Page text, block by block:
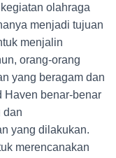
olahraga
menjadi tujuan
menjalin
orang-orang
yang beragam dan
Haven benar-benar
dan
yang dilakukan.
merencanakan